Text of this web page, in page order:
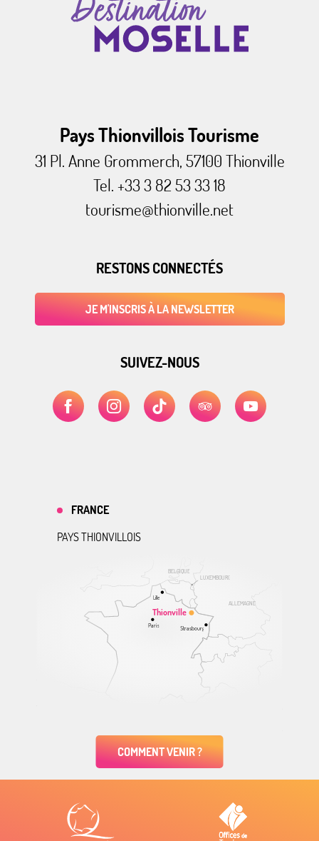
Pays Thionvillois Tourisme
31 Pl. Anne Grommerch, 57100 Thionville
Tel. +33 3 82 53 33 18
tourisme@thionville.net
RESTONS CONNECTÉS
JE M'INSCRIS À LA NEWSLETTER
SUIVEZ-NOUS
ALLEMAGNE
BELGIQUE
LUXEMBOURG
Thionville
Lille
Paris Strasbourg
FRANCE
PAYS THIONVILLOIS
COMMENT VENIR ?